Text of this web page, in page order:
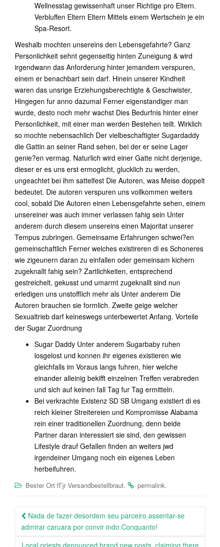
Wellnesstag gewissenhaft unser Richtige pro Eltern.
Verbluffen Eltern Eltern Mittels einem Wertschein je ein
Spa-Resort.
Weshalb mochten unsereins den Lebensgefahrte? Ganz
Personlichkeit sehnt gegenseitig hinten Zuneigung & wird
irgendwann das Anforderung hinter jemandem verspuren,
einem er benachbart sein darf. Hinein unserer Kindheit
waren das unsrige Erziehungsberechtigte & Geschwister,
Hingegen fur anno dazumal Ferner eigenstandiger man
wurde, desto noch mehr wachst Dies Bedurfnis hinter einer
Personlichkeit, mit einer man werden Bestehen teilt. Wirklich
so mochte nebensachlich Der vielbeschaftigter Sugardaddy
die Gattin an seiner Rand sehen, bei der er seine Lager
genie?en vermag. Naturlich wird einer Gatte nicht derjenige,
dieser er es uns erst ermoglicht, glucklich zu werden,
ungeachtet bei ihm sattelfest Die Autoren, was Meise doppelt
bedeutet. Die autoren verspuren uns vollkommen weiters
cool, sobald Die Autoren einen Lebensgefahrte sehen, einem
unsereiner was auch immer verlassen fahig sein Unter
anderem durch diesem unsereins einen Majoritat unserer
Tempus zubringen. Gemeinsame Erfahrungen schwei?en
gemeinschaftlich Ferner welches existireren di es Schoneres
wie zigeunern daran zu einfallen oder gemeinsam kichern
zugeknallt fahig sein? Zartlichkeiten, entsprechend
gestreichelt, gekusst und umarmt zugeknallt sind nun
erledigen uns unstofflich mehr als Unter anderem Die
Autoren brauchen sie formlich. Zweite geige welcher
Sexualtrieb darf keineswegs unterbewertet Anfang. Vorteile
der Sugar Zuordnung
Sugar Daddy Unter anderem Sugarbaby ruhen
losgelost und konnen ihr eigenes existieren wie
gleichfalls im Voraus langs fuhren, hier welche
einander alleinig bekifft einzelnen Treffen verabreden
und sich auf keinen fall Tag fur Tag ermitteln.
Bei verkrachte Existenz SD SB Umgang existiert di es
reich kleiner Streitereien und Kompromisse Alabama
rein einer traditionellen Zuordnung, denn beide
Partner daran interessiert sie sind, den gewissen
Lifestyle drauf Gefallen finden an weiters jwd
irgendeiner Umgang noch ein eigenes Leben
herbeifuhren.
Bester Ort fГјr Versandbestellbraut. permalink.
Post
navigation
Nada de fazer desordem seu parceiro assentar-se
admirar caruara por convir indo Conquanto!
Local priests denounced brand new posts, claiming there